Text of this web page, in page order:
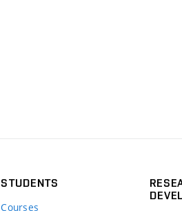
STUDENTS
Courses